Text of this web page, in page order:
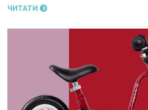
ЧИТАТИ